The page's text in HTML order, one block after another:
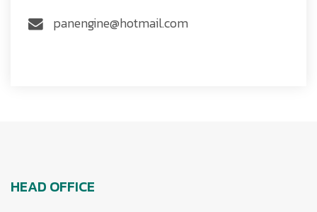
panengine@hotmail.com
HEAD OFFICE